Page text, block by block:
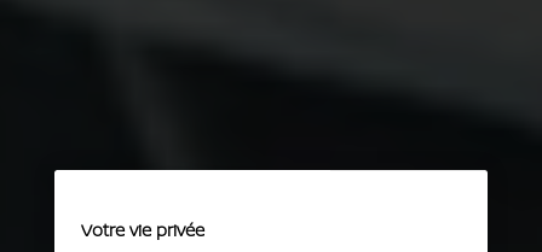
Votre vie privée